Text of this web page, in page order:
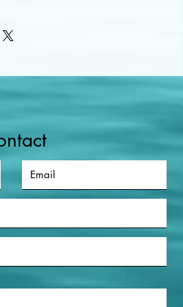
référence.
la FDA (Food and Drug
en tant que dispositif
destiné à être utilisé en tant que
pathologie ou d’une maladie
Il n’est pas conçu ou destiné à
ou la structure du corps
Si vous avez un problème
de consulter un professionnel